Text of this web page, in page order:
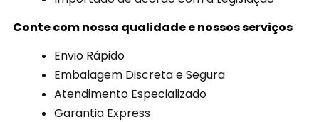
Conte com nossa qualidade e nossos serviços
Envio Rápido
Embalagem Discreta e Segura
Atendimento Especializado
Garantia Express